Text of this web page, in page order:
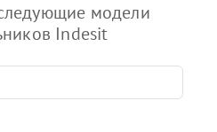
модели
Indesit